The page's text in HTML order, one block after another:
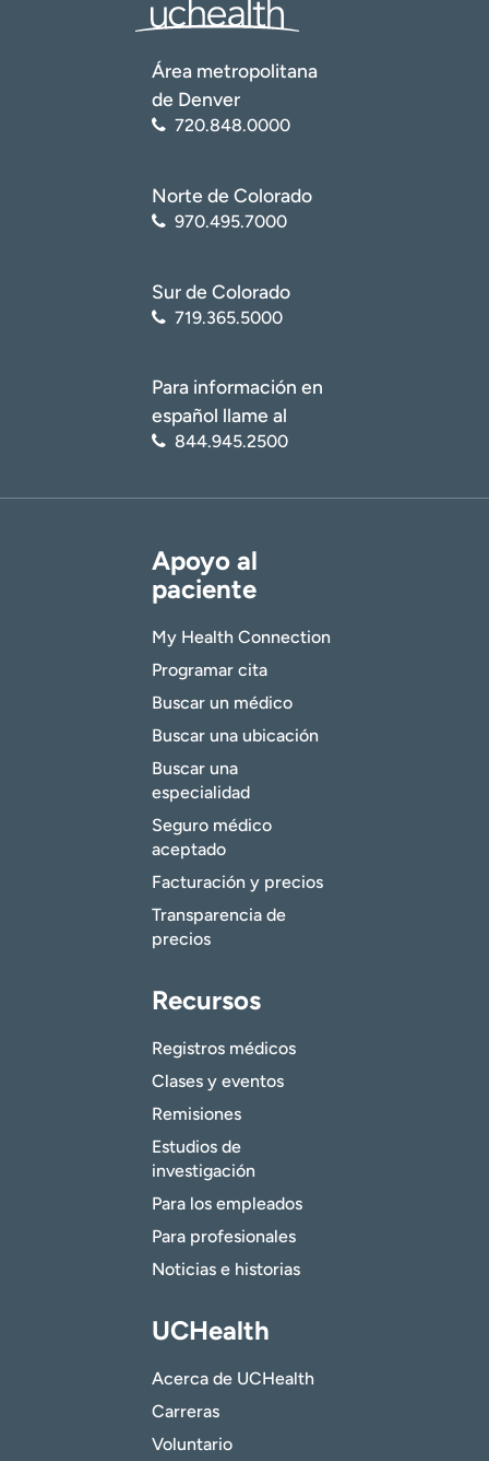
Área metropolitana
de Denver
720.848.0000
Norte de Colorado
970.495.7000
Sur de Colorado
719.365.5000
Para información en
español llame al
844.945.2500
Apoyo al
paciente
My Health Connection
Programar cita
Buscar un médico
Buscar una ubicación
Buscar una
especialidad
Seguro médico
aceptado
Facturación y precios
Transparencia de
precios
Recursos
Registros médicos
Clases y eventos
Remisiones
Estudios de
investigación
Para los empleados
Para profesionales
Noticias e historias
UCHealth
Acerca de UCHealth
Carreras
Voluntario